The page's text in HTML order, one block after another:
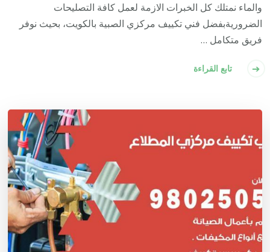
والماء نمتلك كل الخبرات الازمة لعمل كافة التصليحات
الضروريةبفضل فني تكييف مركزي الصبية بالكويت، بحيث نوفر
فريق متكامل …
تابع القراءة